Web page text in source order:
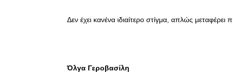
Δεν έχει κανένα ιδιαίτερο στίγμα, απλώς μεταφέρει
Όλγα Γεροβασίλη